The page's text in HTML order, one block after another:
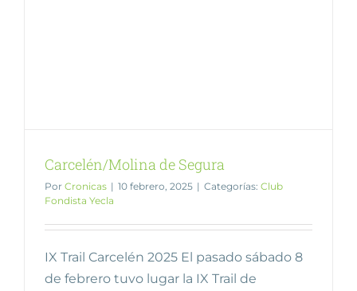
Carcelén/Molina de Segura
Por Cronicas | 10 febrero, 2025 | Categorías: Club
Fondista Yecla
IX Trail Carcelén 2025 El pasado sábado 8
de febrero tuvo lugar la IX Trail de